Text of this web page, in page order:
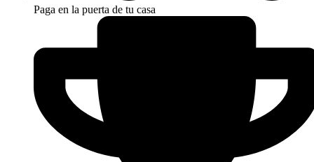
Paga en la puerta de tu casa